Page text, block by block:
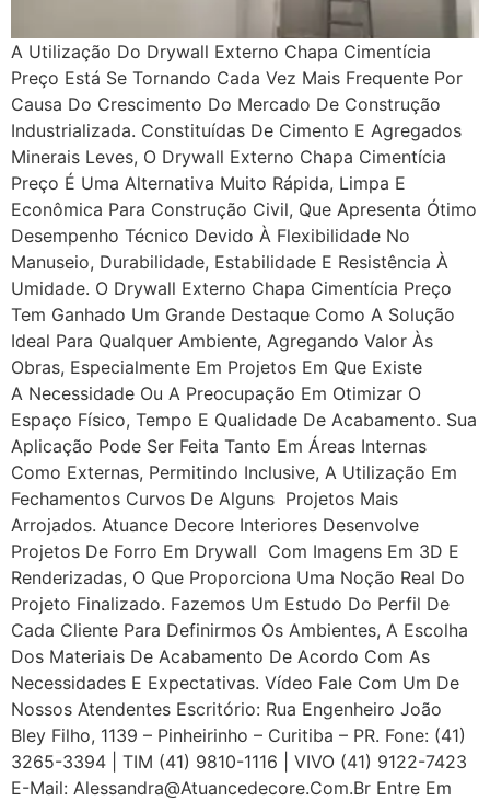
A Utilização Do Drywall Externo Chapa Cimentícia
Preço Está Se Tornando Cada Vez Mais Frequente Por
Causa Do Crescimento Do Mercado De Construção
Industrializada. Constituídas De Cimento E Agregados
Minerais Leves, O Drywall Externo Chapa Cimentícia
Preço É Uma Alternativa Muito Rápida, Limpa E
Econômica Para Construção Civil, Que Apresenta Ótimo
Desempenho Técnico Devido À Flexibilidade No
Manuseio, Durabilidade, Estabilidade E Resistência À
Umidade. O Drywall Externo Chapa Cimentícia Preço
Tem Ganhado Um Grande Destaque Como A Solução
Ideal Para Qualquer Ambiente, Agregando Valor Às
Obras, Especialmente Em Projetos Em Que Existe
A Necessidade Ou A Preocupação Em Otimizar O
Espaço Físico, Tempo E Qualidade De Acabamento. Sua
Aplicação Pode Ser Feita Tanto Em Áreas Internas
Como Externas, Permitindo Inclusive, A Utilização Em
Fechamentos Curvos De Alguns Projetos Mais
Arrojados. Atuance Decore Interiores Desenvolve
Projetos De Forro Em Drywall Com Imagens Em 3D E
Renderizadas, O Que Proporciona Uma Noção Real Do
Projeto Finalizado. Fazemos Um Estudo Do Perfil De
Cada Cliente Para Definirmos Os Ambientes, A Escolha
Dos Materiais De Acabamento De Acordo Com As
Necessidades E Expectativas. Vídeo Fale Com Um De
Nossos Atendentes Escritório: Rua Engenheiro João
Bley Filho, 1139 – Pinheirinho – Curitiba – PR. Fone: (41)
3265-3394 | TIM (41) 9810-1116 | VIVO (41) 9122-7423
E-Mail: Alessandra@atuancedecore.com.br Entre Em